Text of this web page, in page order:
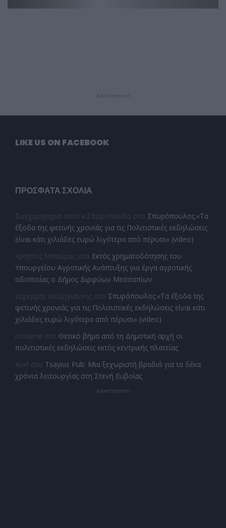
- Advertisement -
LIKE US ON FACEBOOK
ΠΡΌΣΦΑΤΑ ΣΧΌΛΙΑ
Συγχαρητηρια στον κ.Σπυροπουλο στο Σπυρόπουλος:«Τα
έξοδα της φετινής χρονιάς για τις Πολιτιστικές εκδηλώσεις
είναι κάτι χιλιάδες ευρώ λιγότερα από πέρυσι» (video)
Χρήστος Μπούρας στο Εκτός χρηματοδότησης του
Υπουργείου Αγροτικής Ανάπτυξης για έργα αγροτικής
οδοποιίας ο Δήμος Διρφύων Μεσσαπίων
Δημητρης Χατζηγιαννης στο Σπυρόπουλος:«Τα έξοδα της
φετινής χρονιάς για τις Πολιτιστικές εκδηλώσεις είναι κάτι
χιλιάδες ευρώ λιγότερα από πέρυσι» (video)
noname στο Θετικό βήμα από τη Δημοτική αρχή οι
πολιτιστικές εκδηλώσεις εκτός κεντρικής πλατείας
Axel στο Tsayius Pub: Μια ξεχωριστή βραδιά για τα δέκα
χρόνια λειτουργίας στη Στενή Ευβοίας
- Advertisement -